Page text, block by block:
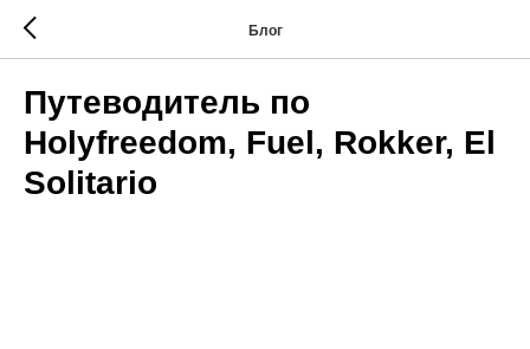
Блог
Путеводитель по
Holyfreedom, Fuel, Rokker, El
Solitario